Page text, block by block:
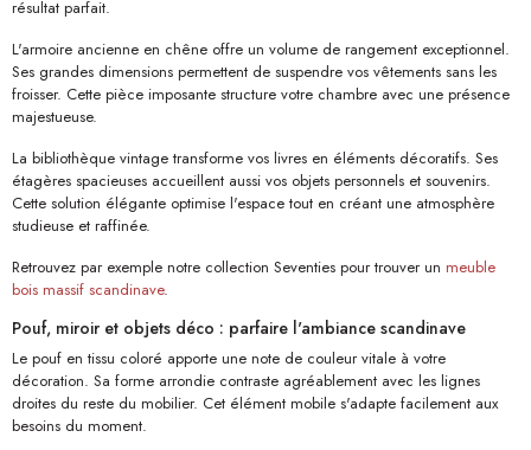
résultat parfait.
L'armoire ancienne en chêne offre un volume de rangement exceptionnel.
Ses grandes dimensions permettent de suspendre vos vêtements sans les
froisser. Cette pièce imposante structure votre chambre avec une présence
majestueuse.
La bibliothèque vintage transforme vos livres en éléments décoratifs. Ses
étagères spacieuses accueillent aussi vos objets personnels et souvenirs.
Cette solution élégante optimise l'espace tout en créant une atmosphère
studieuse et raffinée.
Retrouvez par exemple notre collection Seventies pour trouver un meuble
bois massif scandinave.
Pouf, miroir et objets déco : parfaire l'ambiance scandinave
Le pouf en tissu coloré apporte une note de couleur vitale à votre
décoration. Sa forme arrondie contraste agréablement avec les lignes
droites du reste du mobilier. Cet élément mobile s'adapte facilement aux
besoins du moment.